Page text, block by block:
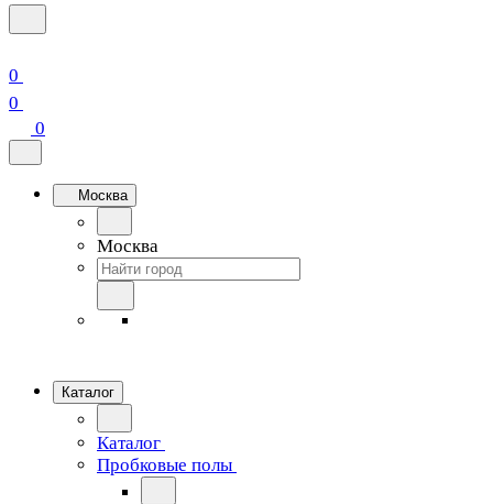
0
0
0
Москва
Москва
Каталог
Каталог
Пробковые полы